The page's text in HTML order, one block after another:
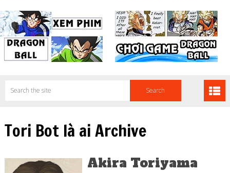
Tori Bot là ai Archive
Akira Toriyama